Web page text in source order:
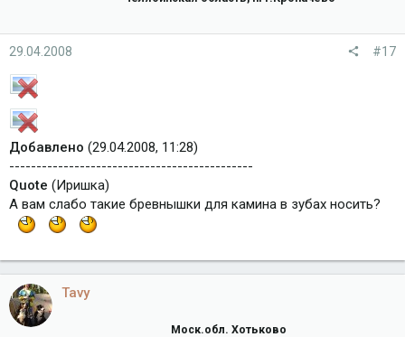
29.04.2008 #17
Добавлено (29.04.2008, 11:28)
---------------------------------------------
Quote (Иришка)
А вам слабо такие бревнышки для камина в зубах носить?
Tavy
Моск.обл. Хотьково